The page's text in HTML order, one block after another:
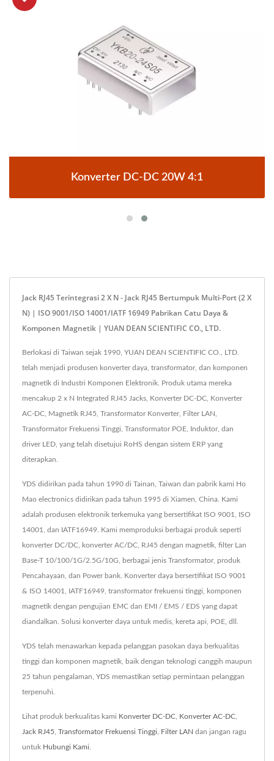
Konverter DC-DC 20W 4:1
Jack RJ45 Terintegrasi 2 X N - Jack RJ45 Bertumpuk Multi-Port (2 X
N) | ISO 9001/ISO 14001/IATF 16949 Pabrikan Catu Daya &
Komponen Magnetik | YUAN DEAN SCIENTIFIC CO., LTD.
Berlokasi di Taiwan sejak 1990, YUAN DEAN SCIENTIFIC CO., LTD.
telah menjadi produsen konverter daya, transformator, dan komponen
magnetik di Industri Komponen Elektronik. Produk utama mereka
mencakup 2 x N Integrated RJ45 Jacks, Konverter DC-DC, Konverter
AC-DC, Magnetik RJ45, Transformator Konverter, Filter LAN,
Transformator Frekuensi Tinggi, Transformator POE, Induktor, dan
driver LED, yang telah disetujui RoHS dengan sistem ERP yang
diterapkan.
YDS didirikan pada tahun 1990 di Tainan, Taiwan dan pabrik kami Ho
Mao electronics didirikan pada tahun 1995 di Xiamen, China. Kami
adalah produsen elektronik terkemuka yang bersertifikat ISO 9001, ISO
14001, dan IATF16949. Kami memproduksi berbagai produk seperti
konverter DC/DC, konverter AC/DC, RJ45 dengan magnetik, filter Lan
Base-T 10/100/1G/2.5G/10G, berbagai jenis Transformator, produk
Pencahayaan, dan Power bank. Konverter daya bersertifikat ISO 9001
& ISO 14001, IATF16949, transformator frekuensi tinggi, komponen
magnetik dengan pengujian EMC dan EMI / EMS / EDS yang dapat
diandalkan. Solusi konverter daya untuk medis, kereta api, POE, dll.
YDS telah menawarkan kepada pelanggan pasokan daya berkualitas
tinggi dan komponen magnetik, baik dengan teknologi canggih maupun
25 tahun pengalaman, YDS memastikan setiap permintaan pelanggan
terpenuhi.
Lihat produk berkualitas kami Konverter DC-DC Konverter AC-DC
Jack RJ45 Transformator Frekuensi Tinggi Filter LAN dan jangan ragu
untuk Hubungi Kami